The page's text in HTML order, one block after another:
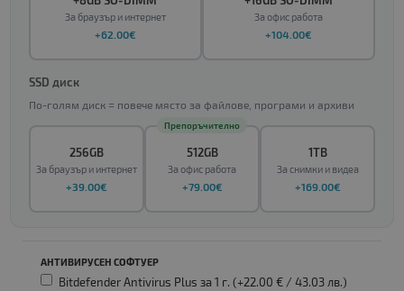
За браузър и интернет
+62.00€
За офис работа
+104.00€
SSD диск
По-голям диск = повече място за файлове, програми и архиви
256GB
За браузър и интернет
+39.00€
512GB
За офис работа
+79.00€
Препоръчително
1TB
За снимки и видеа
+169.00€
АНТИВИРУСЕН СОФТУЕР
Bitdefender Antivirus Plus за 1 г. (+22.00 € / 43.03 лв.)